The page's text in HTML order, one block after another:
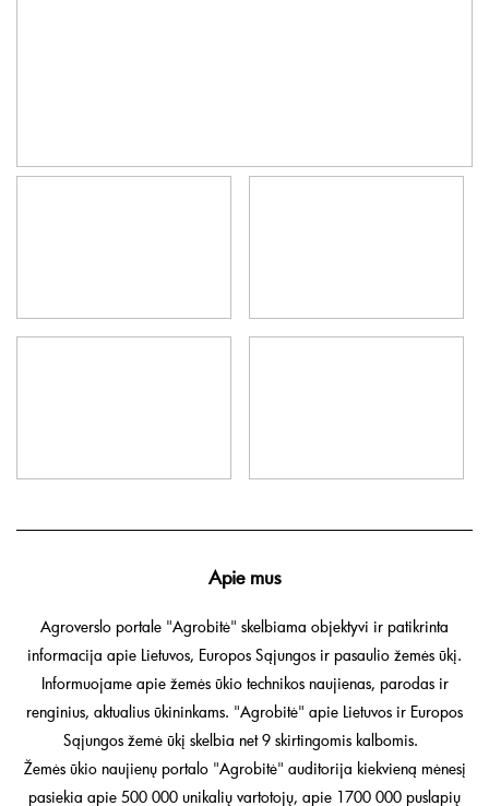
Apie mus
Agroverslo portale "Agrobitė" skelbiama objektyvi ir patikrinta
informacija apie Lietuvos, Europos Sąjungos ir pasaulio žemės ūkį.
Informuojame apie žemės ūkio technikos naujienas, parodas ir
renginius, aktualius ūkininkams. "Agrobitė" apie Lietuvos ir Europos
Sąjungos žemė ūkį skelbia net 9 skirtingomis kalbomis.
Žemės ūkio naujienų portalo "Agrobitė" auditorija kiekvieną mėnesį
pasiekia apie 500 000 unikalių vartotojų, apie 1700 000 puslapių